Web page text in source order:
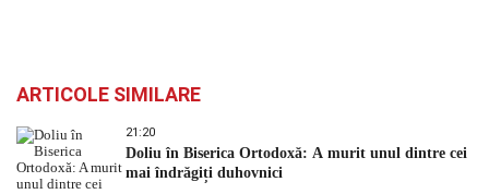
ARTICOLE SIMILARE
21:20
Doliu în Biserica Ortodoxă: A murit unul dintre cei
mai îndrăgiți duhovnici